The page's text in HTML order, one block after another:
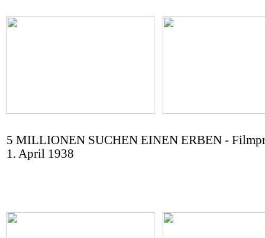
5 MILLIONEN SUCHEN EINEN ERBEN -
1. April 1938